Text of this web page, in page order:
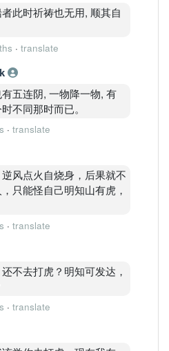
此时祈祷也无用, 顺其自
· translate
五连阴, 一物降一物, 有
不同那时而已。
· translate
风点火自烧身，后果就不
只能怪自己明知山有虎，
· translate
不去打虎？明知可发达，
· translate